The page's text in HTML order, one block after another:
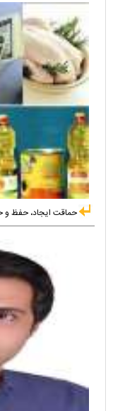
حماقت ایجاد، حفظ و